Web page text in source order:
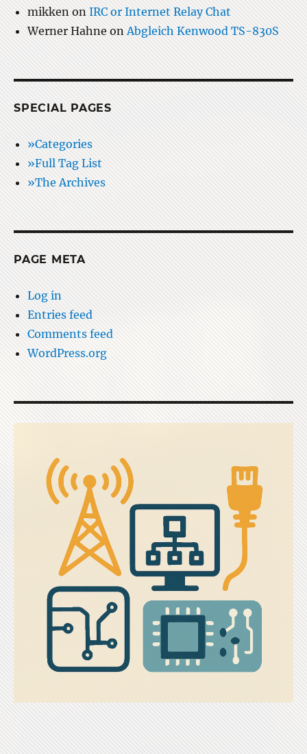
mikken on IRC or Internet Relay Chat
Werner Hahne onAbgleich Kenwood TS-830S
SPECIAL PAGES
»Categories
»Full Tag List
»The Archives
PAGE META
Log in
Entries feed
Comments feed
WordPress.org